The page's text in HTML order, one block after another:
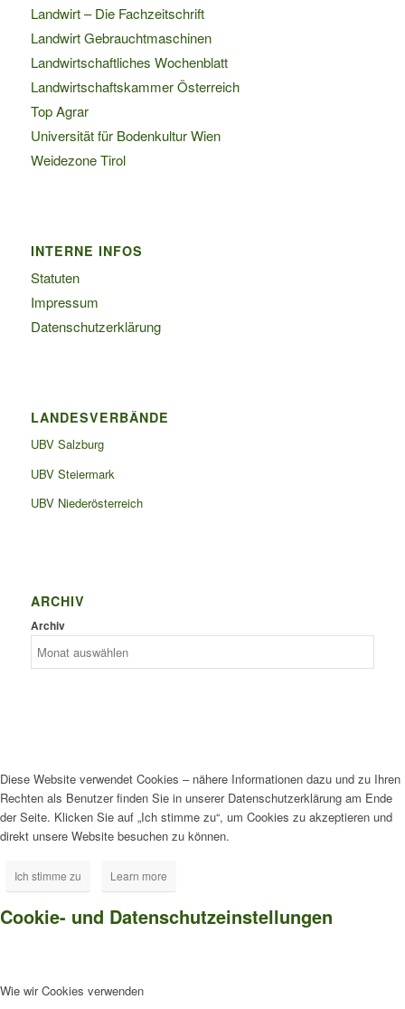
Landwirt – Die Fachzeitschrift
Landwirt Gebrauchtmaschinen
Landwirtschaftliches Wochenblatt
Landwirtschaftskammer Österreich
Top Agrar
Universität für Bodenkultur Wien
Weidezone Tirol
INTERNE INFOS
Statuten
Impressum
Datenschutzerklärung
LANDESVERBÄNDE
UBV Salzburg
UBV Steiermark
UBV Niederösterreich
ARCHIV
Archiv
Diese Website verwendet Cookies – nähere Informationen dazu und zu Ihren
Rechten als Benutzer finden Sie in unserer Datenschutzerklärung am Ende
der Seite. Klicken Sie auf „Ich stimme zu“, um Cookies zu akzeptieren und
direkt unsere Website besuchen zu können.
Ich stimme zu Learn more
Cookie- und Datenschutzeinstellungen
Wie wir Cookies verwenden